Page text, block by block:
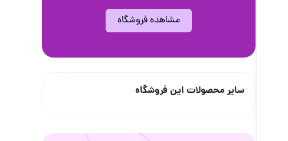
مشاهده فروشگاه
سایر محصولات این فروشگاه